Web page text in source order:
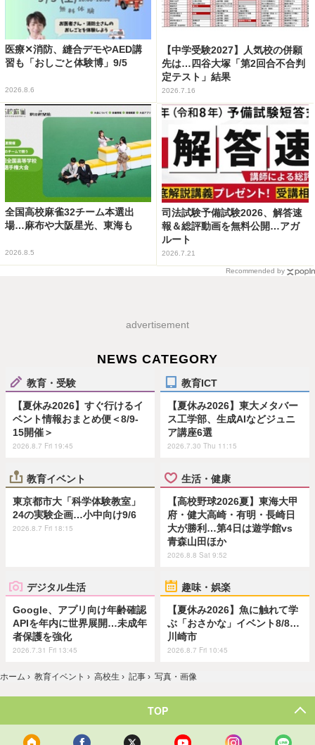
医療✕消防、縫合デモやAED講
習も「おしごと体験博」9/5
2026.8.6
【中学受験2027】人気校の併願
先は…四谷大塚「第2回合不合判
定テスト」結果
2026.7.16
全国高校麻雀32チーム本選出
場…麻布や大阪星光、東海も
2026.8.5
司法試験予備試験2026、解答速
報＆総評動画を無料公開…アガ
ルート
2026.7.21
Recommended by
advertisement
NEWS CATEGORY
教育・受験
【夏休み2026】すぐ行けるイ
ベント情報おまとめ便＜8/9-
15開催＞
2026.8.7 Fri 19:45
教育ICT
【夏休み2026】東大メタバー
ス工学部、生成AIなどジュニ
ア講座6選
2026.7.30 Thu 11:15
教育イベント
東京都市大「科学体験教室」
24の実験企画…小中向け9/6
2026.8.7 Fri 18:15
生活・健康
【高校野球2026夏】東海大甲
府・健大高崎・有明・長崎日
大が勝利…第4日は遊学館vs
青森山田ほか
2026.8.8 Sat 9:52
デジタル生活
Google、アプリ向け年齢確認
APIを年内に世界展開…未成年
者保護を強化
2026.7.31 Fri 13:45
趣味・娯楽
【夏休み2026】魚に触れて学
ぶ「おさかな」イベント8/8…
川崎市
2026.8.7 Fri 10:45
ホーム › 教育イベント › 高校生 › 記事 › 写真・画像
TOP